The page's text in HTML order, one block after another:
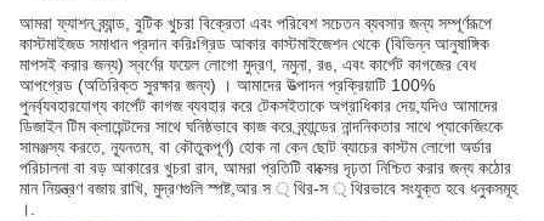
আমরা ফ্যাশন ব্র্যান্ড, বুটিক খুচরা বিক্রেতা এবং পরিবেশ সচেতন ব্যবসার জন্য সম্পূর্ণরূপে
কাস্টমাইজড সমাধান প্রদান করিঃগ্রিড আকার কাস্টমাইজেশন থেকে (বিভিন্ন আনুষাঙ্গিক
মাপসই করার জন্য) স্বর্ণের ফয়েল লোগো মুদ্রণ, নমুনা, রঙ, এবং কার্পেট কাগজের বেধ
আপগ্রেড (অতিরিক্ত সুরক্ষার জন্য) । আমাদের উত্পাদন প্রক্রিয়াটি 100%
পুনর্ব্যবহারযোগ্য কার্পেট কাগজ ব্যবহার করে টেকসইতাকে অগ্রাধিকার দেয়,যদিও আমাদের
ডিজাইন টিম ক্লায়েন্টদের সাথে ঘনিষ্ঠভাবে কাজ করে ব্র্যান্ডের নান্দনিকতার সাথে প্যাকেজিংকে
সামঞ্জস্য করতে, ন্যূনতম, বা কৌতুকপূর্ণ) হোক না কেন ছোট ব্যাচের কাস্টম লোগো অর্ডার
পরিচালনা বা বড় আকারের খুচরা রান, আমরা প্রতিটি বাক্সের দৃঢ়তা নিশ্চিত করার জন্য কঠোর
মান নিয়ন্ত্রণ বজায় রাখি, মুদ্রণগুলি স্পষ্ট,আর স ্ থির-স ্ থিরভাবে সংযুক্ত হবে ধনুকসমূহ
।.